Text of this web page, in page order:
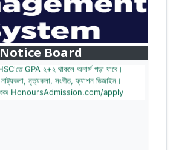
Notice Board
প্রাইভেট ইউনিভার্সিটিতে অনার্স পড়ার সুযোগ।
বিষয়, ৪ বছরে মোট খরচ ২ লক্ষ থেকে ৫ লক্ষ টাকা।
HonoursAdmission.com/apply
GPA ২+২ থাকলে অনার্স পড়া যাবে।
নৃত্যকলা, সংগীত, ফ্যাশন ডিজাইন।
HonoursAdmission.com/apply